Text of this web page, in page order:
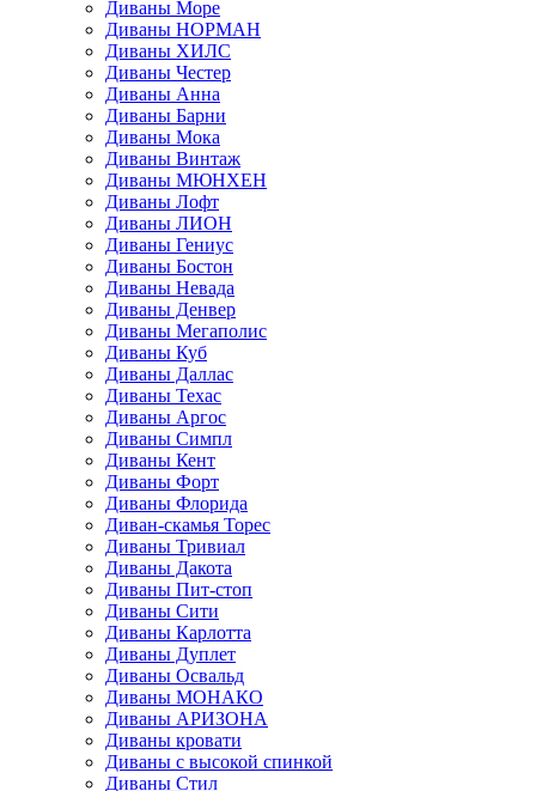
Диваны Море
Диваны НОРМАН
Диваны ХИЛС
Диваны Честер
Диваны Анна
Диваны Барни
Диваны Мока
Диваны Винтаж
Диваны МЮНХЕН
Диваны Лофт
Диваны ЛИОН
Диваны Гениус
Диваны Бостон
Диваны Невада
Диваны Денвер
Диваны Мегаполис
Диваны Куб
Диваны Даллас
Диваны Техас
Диваны Аргос
Диваны Симпл
Диваны Кент
Диваны Форт
Диваны Флорида
Диван-скамья Торес
Диваны Тривиал
Диваны Дакота
Диваны Пит-стоп
Диваны Сити
Диваны Карлотта
Диваны Дуплет
Диваны Освальд
Диваны МОНАКО
Диваны АРИЗОНА
Диваны кровати
Диваны с высокой спинкой
Диваны Стил